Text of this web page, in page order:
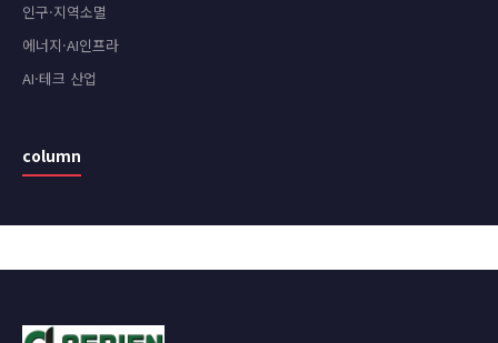
인구·지역소멸
에너지·AI인프라
AI·테크 산업
column